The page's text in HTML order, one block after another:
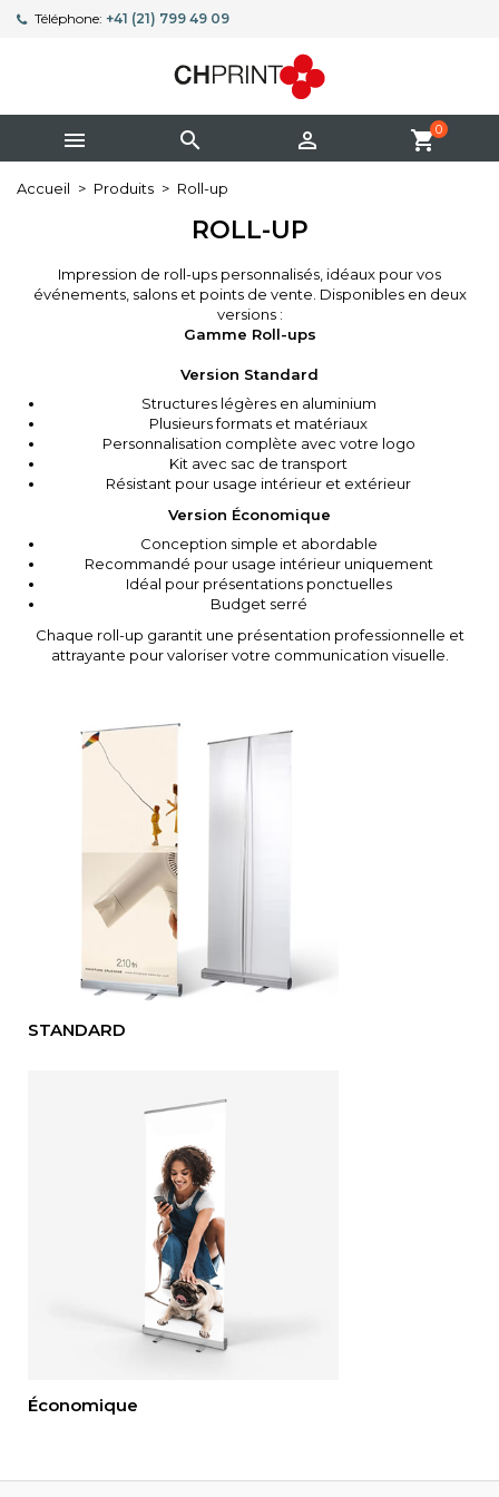
Téléphone: +41 (21) 799 49 09
   shopping_cart0
Accueil Produits Roll-up
ROLL-UP
Impression de roll-ups personnalisés, idéaux pour vos
événements, salons et points de vente. Disponibles en deux
versions :
Gamme Roll-ups
Version Standard
Structures légères en aluminium
Plusieurs formats et matériaux
Personnalisation complète avec votre logo
Kit avec sac de transport
Résistant pour usage intérieur et extérieur
Version Économique
Conception simple et abordable
Recommandé pour usage intérieur uniquement
Idéal pour présentations ponctuelles
Budget serré
Chaque roll-up garantit une présentation professionnelle et
attrayante pour valoriser votre communication visuelle.
STANDARD
Économique